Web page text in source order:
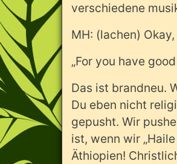
verschiedene
MH: (lachen)
„For you have
Das ist brandneu.
Du eben nicht
gepusht. Wir
ist, wenn wir
Äthiopien!